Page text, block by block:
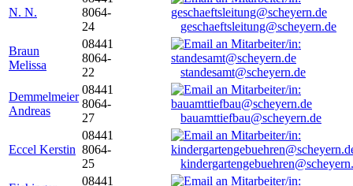
N. N.
8064-
24
geschaeftsleitung@scheyern.de
Braun
Melissa
08441
8064-
22
standesamt@scheyern.de
Demmelmeier
Andreas
08441
8064-
27
bauamttiefbau@scheyern.de
Eccel Kerstin
08441
8064-
25
08441